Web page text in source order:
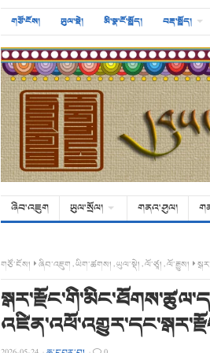
གཙོ་ངོས། ཡུལ་སྡེ། མི་སྣ་ངོ་སྤྲོད། བརྡ་སྤྲོད།
ཞིབ་འཇུག ཡུལ་སྲོལ། གནའ་ཤུལ།
གཙོ་ངོས། ཞིབ་འཇུག,ཡིག་ཚགས།,ཡུལ་སྡེ།,ལོ་ཙཱ།,ལོ་རྒྱུས།